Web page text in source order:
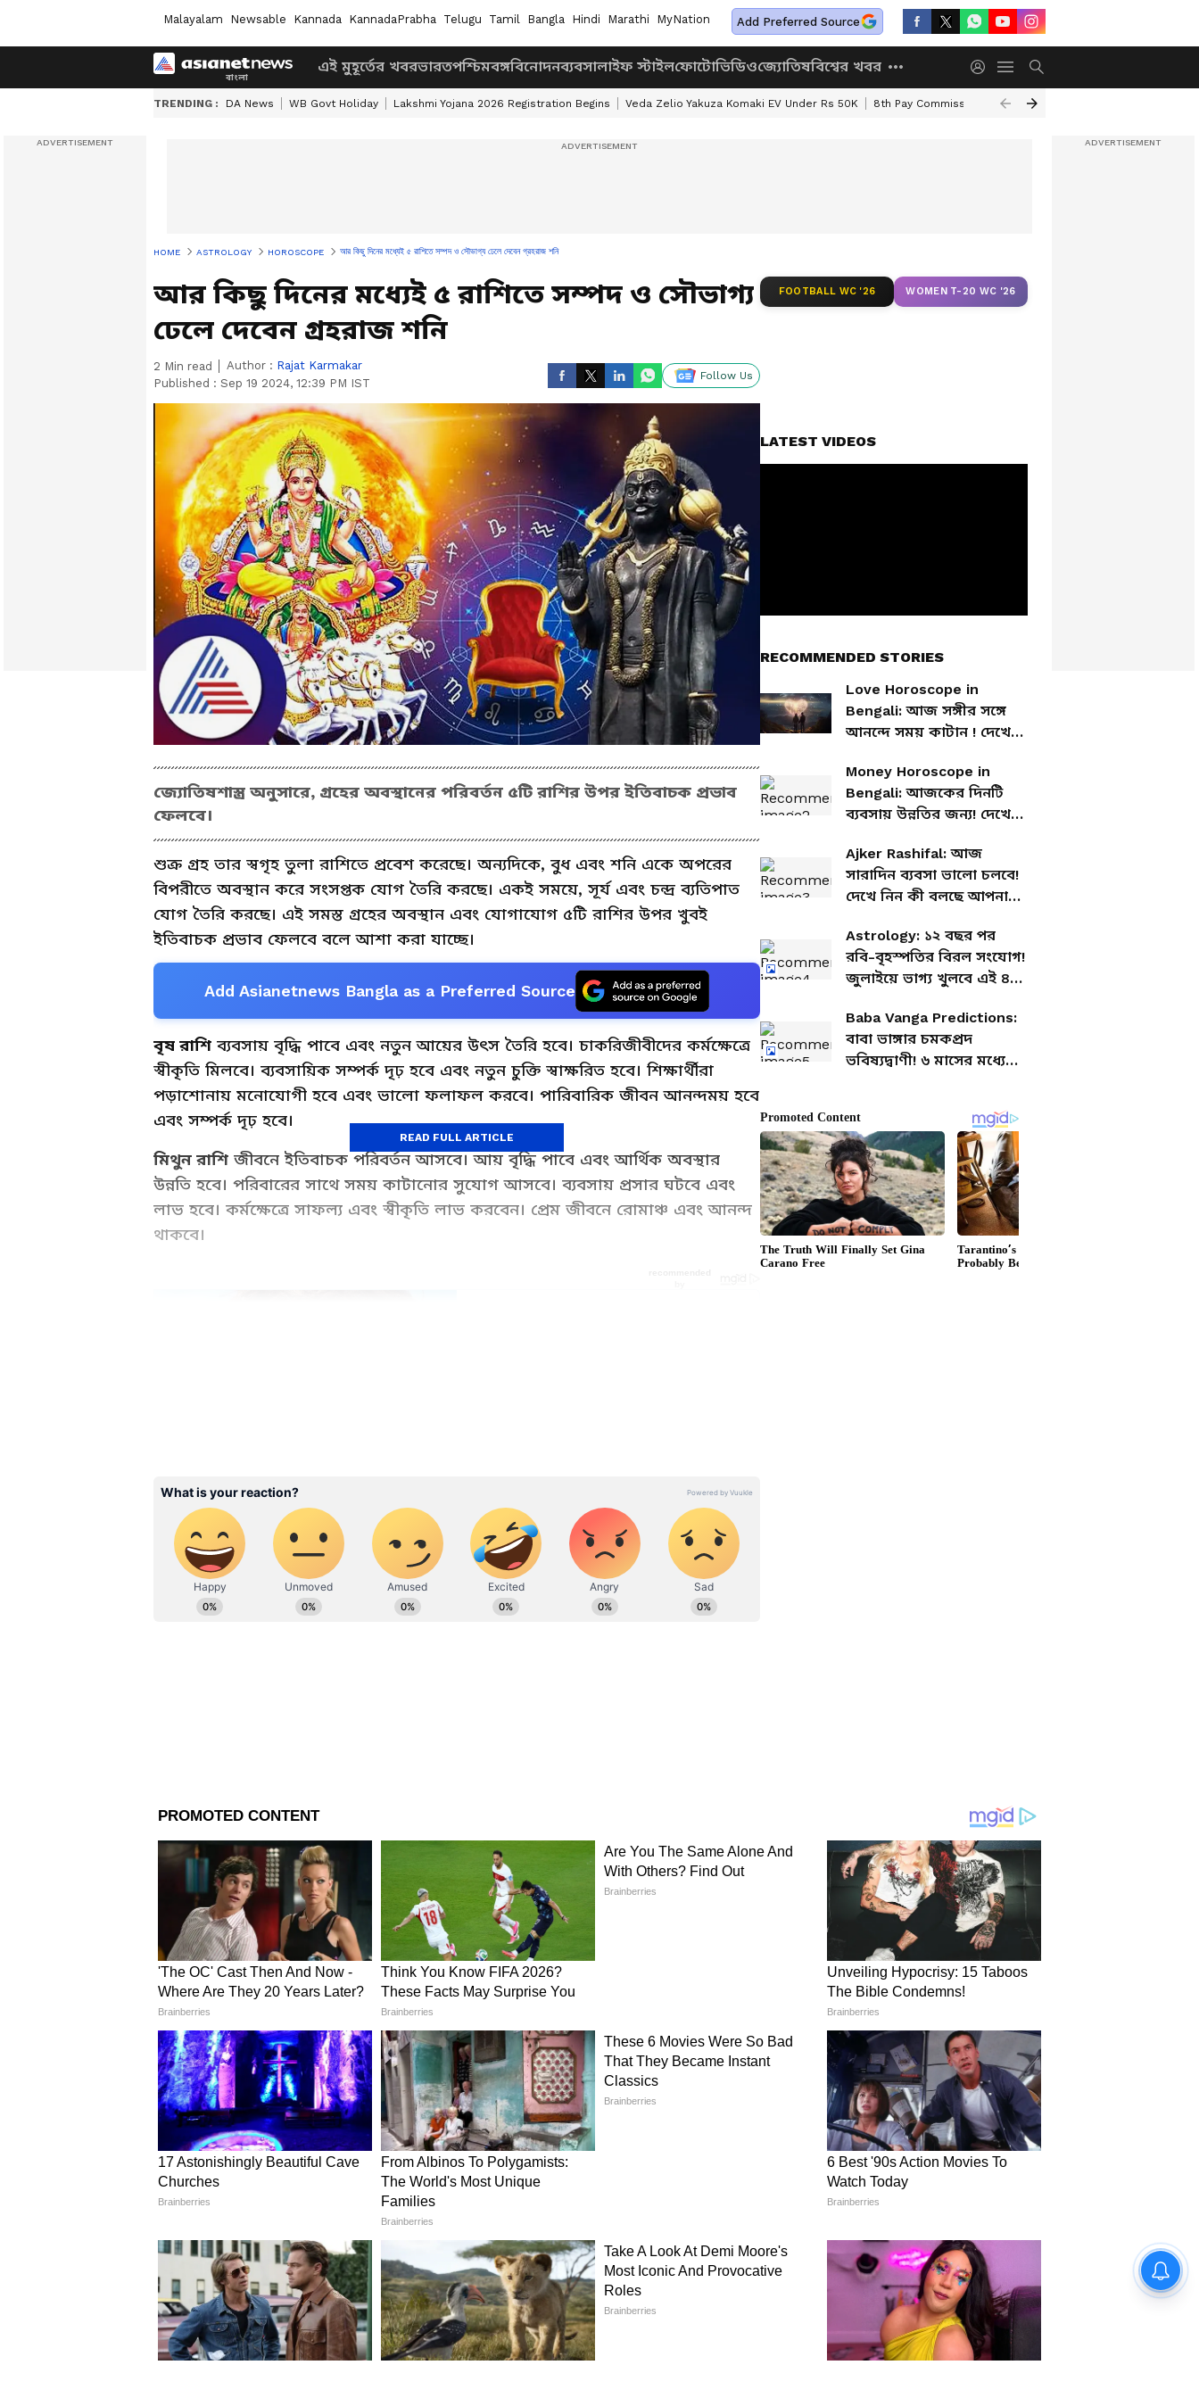
Malayalam Newsable Kannada KannadaPrabha Telugu Tamil Bangla Hindi Marathi MyNation Add Preferred Source
এই মুহূর্তের খবরভারতপশ্চিমবঙ্গবিনোদনব্যবসালাইফ স্টাইলফোটোভিডিওজ্যোতিষবিশ্বের খবর
TRENDING : DA News WB Govt Holiday Lakshmi Yojana 2026 Registration Begins Veda Zelio Yakuza Komaki EV Under Rs 50K 8th Pay Commission Chhatravriti Yojana
HOME ASTROLOGY HOROSCOPE আর কিছু দিনের মধ্যেই ৫ রাশিতে সম্পদ ও সৌভাগ্য ঢেলে দেবেন গ্রহরাজ শনি
আর কিছু দিনের মধ্যেই ৫ রাশিতে সম্পদ ও সৌভাগ্য
ঢেলে দেবেন গ্রহরাজ শনি
2 Min read Author : Rajat Karmakar
Published : Sep 19 2024, 12:39 PM IST
Follow Us
জ্যোতিষশাস্ত্র অনুসারে, গ্রহের অবস্থানের পরিবর্তন ৫টি রাশির উপর ইতিবাচক প্রভাব
ফেলবে।
শুক্র গ্রহ তার স্বগৃহ তুলা রাশিতে প্রবেশ করেছে। অন্যদিকে, বুধ এবং শনি একে অপরের
বিপরীতে অবস্থান করে সংসপ্তক যোগ তৈরি করছে। একই সময়ে, সূর্য এবং চন্দ্র ব্যতিপাত
যোগ তৈরি করছে। এই সমস্ত গ্রহের অবস্থান এবং যোগাযোগ ৫টি রাশির উপর খুবই
ইতিবাচক প্রভাব ফেলবে বলে আশা করা যাচ্ছে।
Add Asianetnews Bangla as a Preferred Source
বৃষ রাশি ব্যবসায় বৃদ্ধি পাবে এবং নতুন আয়ের উৎস তৈরি হবে। চাকরিজীবীদের কর্মক্ষেত্রে
স্বীকৃতি মিলবে। ব্যবসায়িক সম্পর্ক দৃঢ় হবে এবং নতুন চুক্তি স্বাক্ষরিত হবে। শিক্ষার্থীরা
পড়াশোনায় মনোযোগী হবে এবং ভালো ফলাফল করবে। পারিবারিক জীবন আনন্দময় হবে
এবং সম্পর্ক দৃঢ় হবে।
মিথুন রাশি জীবনে ইতিবাচক পরিবর্তন আসবে। আয় বৃদ্ধি পাবে এবং আর্থিক অবস্থার
উন্নতি হবে। পরিবারের সাথে সময় কাটানোর সুযোগ আসবে। ব্যবসায় প্রসার ঘটবে এবং
লাভ হবে। কর্মক্ষেত্রে সাফল্য এবং স্বীকৃতি লাভ করবেন। প্রেম জীবনে রোমাঞ্চ এবং আনন্দ
থাকবে।
কন্যা রাশিআয় বৃদ্ধি পাবে এবং আর্থিক অবস্থার উন্নতি হবে। সামাজিক মর্যাদা বৃদ্ধি পাবে।
চাকরিজীবীরা কর্মক্ষেত্রে পদোন্নতি পেতে পারেন। ব্যবসায় এবং লাভ বৃদ্ধি পাবে। পারিবারিক
জীবন সুখময় হবে। প্রেম জীবনে রোমাঞ্চ এবং আনন্দ থাকবে।
বৃশ্চিক রাশি
আয় বৃদ্ধি পাবে। আর্থিক লাভের সম্ভাবনা রয়েছে। চাকরিতে পদোন্নতির সুযোগ
আসবে। কর্মক্ষেত্রে সহকর্মীদের সাথে সম্পর্ক সৌহার্দ্যপূর্ণ থাকবে। ব্যবসায় লাভ হবে। নতুন
READ FULL ARTICLE
RK
১৫ বছর ডিজিটাল সাংবাদিকতার জগতে থাকার পর এশিয়ানেট নিউজ বাংলার সঙ্গে রজত কর্মকার
এডিটর হিসাবে যুক্ত হয়েছেন। কলকাতা বিশ্ববিদ্যালয় থেকে স্নাতক। সাফল্যের সঙ্গে কাজ করেছেন
আনন্দবাজার পত্রিকা ডিজিটাল, টাইমস ইন্টারনেট, আজতক বাংলা, নিউজ ১৮-তে। লিখতে ভালোবাসেন।
তির্যক তাঁর কাছে সোজা। ভালোবাসেন খেলা, খাওয়া, রাজনীতি, সিনেমা এবং বই পড়তে। তাঁর সঙ্গে
যোগাযোগ করতে হলে এখানে বার্তা পাঠাতে পারেন: rajat.karmakar@asianetnews.in
FOOTBALL WC '26 WOMEN T-20 WC '26
LATEST VIDEOS
RECOMMENDED STORIES
Love Horoscope in
Bengali: আজ সঙ্গীর সঙ্গে
আনন্দে সময় কাটান ! দেখে
রাশিফল
Money Horoscope in
Bengali: আজকের দিনটি
ব্যবসায় উন্নতির জন্য! দেখে
রাশিফল
Ajker Rashifal: আজ
সারাদিন ব্যবসা ভালো চলবে!
দেখে নিন কী বলছে আপনার
Astrology: ১২ বছর পর
রবি-বৃহস্পতির বিরল সংযোগ!
জুলাইয়ে ভাগ্য খুলবে এই ৪
Baba Vanga Predictions:
বাবা ভাঙ্গার চমকপ্রদ
ভবিষ্যদ্বাণী! ৬ মাসের মধ্যে